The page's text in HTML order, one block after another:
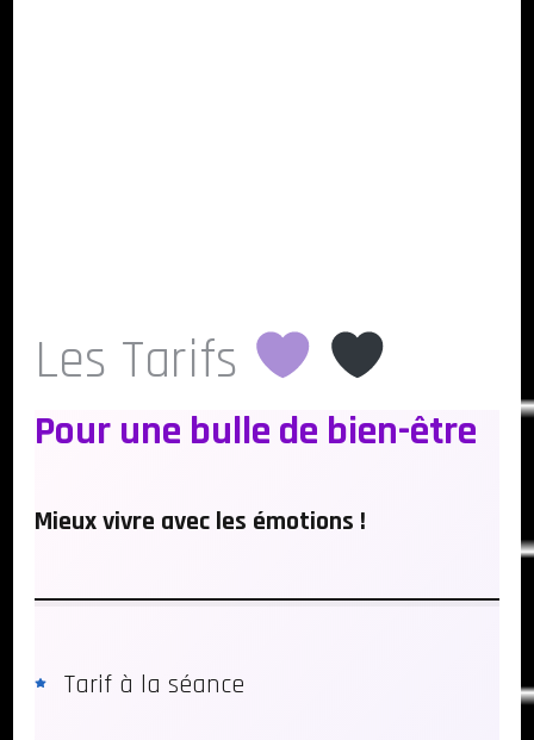
Les Tarifs
Pour une bulle de bien-être
Mieux vivre avec les émotions !
Tarif à la séance